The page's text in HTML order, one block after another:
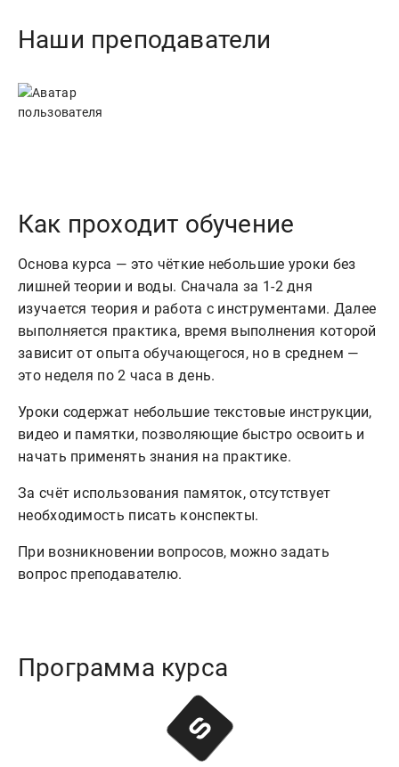
Наши преподаватели
Как проходит обучение
Основа курса — это чёткие небольшие уроки без
лишней теории и воды. Сначала за 1-2 дня
изучается теория и работа с инструментами. Далее
выполняется практика, время выполнения которой
зависит от опыта обучающегося, но в среднем —
это неделя по 2 часа в день.
Уроки содержат небольшие текстовые инструкции,
видео и памятки, позволяющие быстро освоить и
начать применять знания на практике.
За счёт использования памяток, отсутствует
необходимость писать конспекты.
При возникновении вопросов, можно задать
вопрос преподавателю.
Программа курса